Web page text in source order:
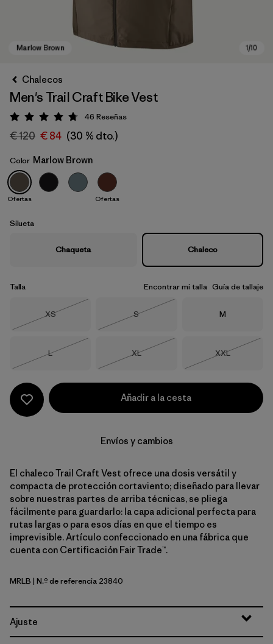
Marlow Brown
Chalecos
Men's Trail Craft Bike Vest
Puntuación: 4.7 / 5
46 Reseñas
€ 120 € 84 (30 % dto.)
Color Marlow Brown
Ofertas Ofertas
Silueta
Chaqueta Chaleco
Talla Encontrar mi talla Guía de tallaje
Talla
XS
Talla
S
Talla
M
Talla
L
Talla
XL
Talla
XXL
Añadir a la cesta
Envíos y cambios
El chaleco Trail Craft Vest ofrece una dosis versátil y
compacta de protección cortaviento; diseñado para llevar
sobre nuestras partes de arriba técnicas, se pliega
fácilmente para guardarlo: la capa adicional perfecta para
rutas largas o para esos días en que el tiempo es
imprevisible. Artículo confeccionado en una fábrica que
cuenta con Certificación Fair Trade™.
Marlow Brown
MRLB | N.º de referencia 23840
Ajuste